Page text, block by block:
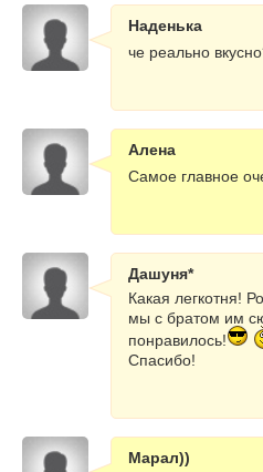
Наденька
че реально
Алена
Самое главное
Дашуня*
Какая легкотня!
мы с братом им
понравилось!
Спасибо!
Марал))